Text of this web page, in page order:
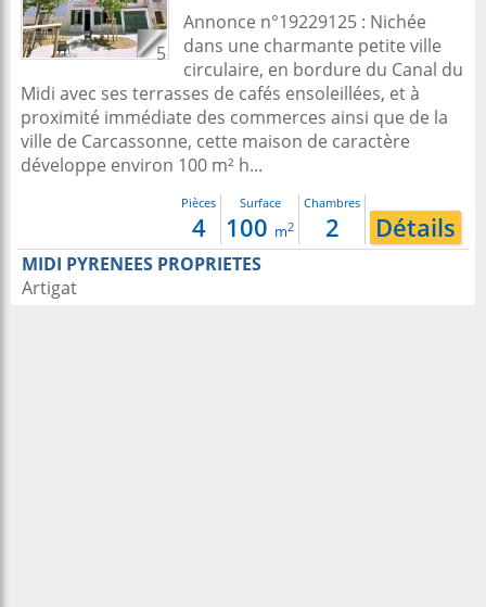
5
Annonce n°19229125 : Nichée
dans une charmante petite ville
circulaire, en bordure du Canal du
Midi avec ses terrasses de cafés ensoleillées, et à
proximité immédiate des commerces ainsi que de la
ville de Carcassonne, cette maison de caractère
développe environ 100 m² h...
Pièces
4
Surface
100 m2
Chambres
2 Détails
MIDI PYRENEES PROPRIETES
Artigat